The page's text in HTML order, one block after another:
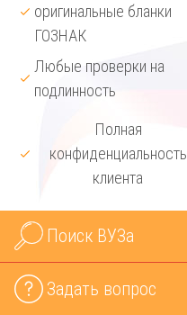
оригинальные бланки
ГОЗНАК
Любые проверки на
подлинность
Полная
конфиденциальность
клиента
Поиск ВУЗа
Задать вопрос